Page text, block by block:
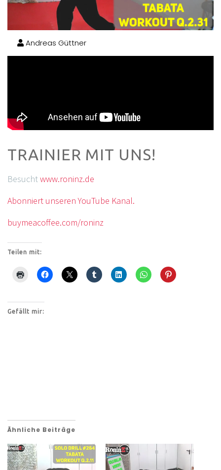
Andreas Güttner
TRAINIER MIT UNS!
Besuchtwww.roninz.de
Abonniert unseren YouTube Kanal.
buymeacoffee.com/roninz
Teilen mit:
Gefällt mir:
Ähnliche Beiträge